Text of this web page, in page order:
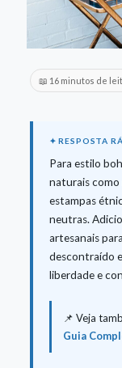
📖 16 minutos de
Para estilo
naturais como
estampas
neutras.
artesanais
descontraído
liberdade e
📌 Veja
Guia